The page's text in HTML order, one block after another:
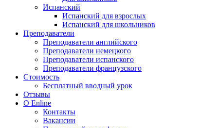
Испанский
Испанский для взрослых
Испанский для школьников
Преподаватели
Преподаватели английского
Преподаватели немецкого
Преподаватели испанского
Преподаватели французского
Стоимость
Бесплатный вводный урок
Отзывы
О Enline
Контакты
Вакансии